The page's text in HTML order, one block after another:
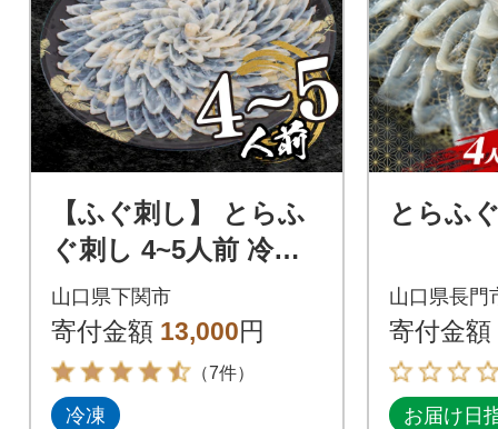
【ふぐ刺し】 とらふ
ぐ刺し 4~5人前 冷凍
合計 130g BV023
山口県下関市
寄付金額 13,000円
（7件）
冷凍
とらふ
山口県長門
寄付金額
お届け日